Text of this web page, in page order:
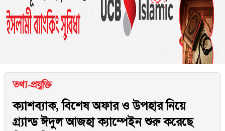
তথ্য-প্রযুক্তি
ক্যাশব্যাক, বিশেষ অফার ও উপহার নিয়ে
গ্র্যান্ড ঈদুল আজহা ক্যাম্পেইন শুরু করেছে